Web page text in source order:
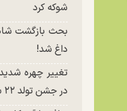
شوکه کرد
بحث بازگشت
داغ شد!
تغییر چهره
در جشن تولد ۲۲ سالگی + تصاویر